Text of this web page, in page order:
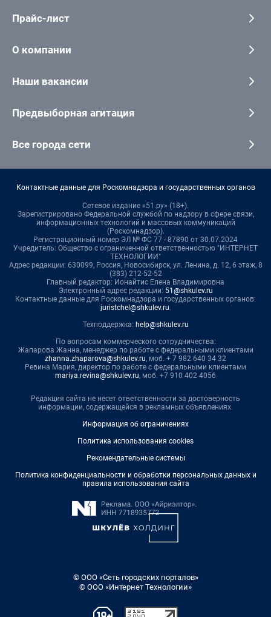
Прайс-лист
О компании
Наши вакансии
Предвыборная агитация
Все города сети
Контактные данные для Роскомнадзора и государственных органов
Сетевое издание «51.ру» (18+).
Зарегистрировано Федеральной службой по надзору в сфере связи,
информационных технологий и массовых коммуникаций
(Роскомнадзор).
Регистрационный номер ЭЛ № ФС 77 - 87890 от 30.07.2024
Учредитель: Общество с ограниченной ответственностью "ИНТЕРНЕТ
ТЕХНОЛОГИИ"
Адрес редакции: 630099, Россия, Новосибирск, ул. Ленина, д. 12, 6 этаж, 8
(383) 212-52-52
Главный редактор: Ионайтис Елена Владимировна
Электронный адрес редакции: 51@shkulev.ru
Контактные данные для Роскомнадзора и государственных органов:
juristchel@shkulev.ru.
Техподдержка: help@shkulev.ru
По вопросам коммерческого сотрудничества:
Жапарова Жанна, менеджер по работе с федеральными клиентами
zhanna.zhaparova@shkulev.ru, моб. + 7 982 640 34 32
Ревина Мария, директор по работе с федеральными клиентами
mariya.revina@shkulev.ru, моб. +7 910 402 4056
Редакция сайта не несет ответственности за достоверность
информации, содержащейся в рекламных объявлениях.
Информация об ограничениях
Политика использования cookies
Рекомендательные системы
Политика конфиденциальности и обработки персональных данных и
правила использования сайта
© ООО «Сеть городских порталов»
© ООО «Интернет Технологии»